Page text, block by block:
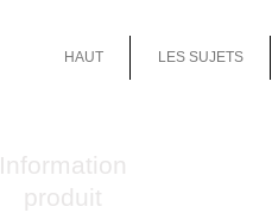
HAUT LES SUJETS
Information
produit